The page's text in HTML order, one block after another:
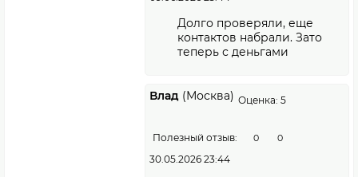
Долго проверяли, еще
контактов набрали. Зато
теперь с деньгами
Влад (Москва) Оценка: 5
Полезный отзыв: 0 0
30.05.2026 23:44